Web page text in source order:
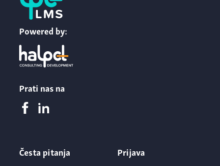
Powered by:
Prati nas na
Česta pitanja
Prijava